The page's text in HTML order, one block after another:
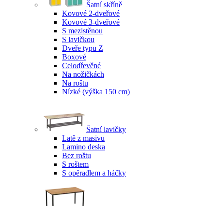
Šatní skříně
Kovové 2-dveřové
Kovové 3-dveřové
S mezistěnou
S lavičkou
Dveře typu Z
Boxové
Celodřevěné
Na nožičkách
Na roštu
Nízké (výška 150 cm)
Šatní lavičky
Latě z masivu
Lamino deska
Bez roštu
S roštem
S opěradlem a háčky